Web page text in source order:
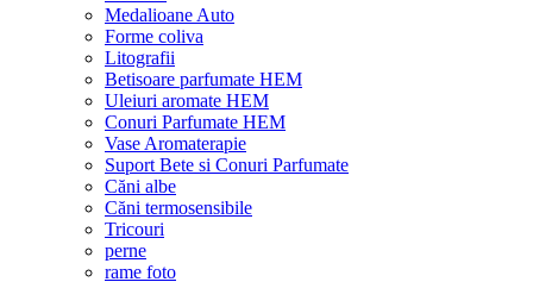
Medalioane Auto
Forme coliva
Litografii
Betisoare parfumate HEM
Uleiuri aromate HEM
Conuri Parfumate HEM
Vase Aromaterapie
Suport Bete si Conuri Parfumate
Căni albe
Căni termosensibile
Tricouri
perne
rame foto